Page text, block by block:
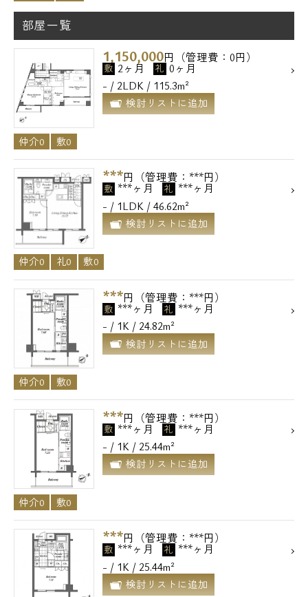
部屋一覧
1,150,000円（管理費：0円）
敷 2ヶ月 礼 0ヶ月
- / 2LDK / 115.3m²
検討リストに追加
仲介0 敷0
***円（管理費：***円）
敷 ***ヶ月 礼 ***ヶ月
- / 1LDK / 46.62m²
検討リストに追加
仲介0 礼0 敷0
***円（管理費：***円）
敷 ***ヶ月 礼 ***ヶ月
- / 1K / 24.82m²
検討リストに追加
仲介0 敷0
***円（管理費：***円）
敷 ***ヶ月 礼 ***ヶ月
- / 1K / 25.44m²
検討リストに追加
仲介0 敷0
***円（管理費：***円）
敷 ***ヶ月 礼 ***ヶ月
- / 1K / 25.44m²
検討リストに追加